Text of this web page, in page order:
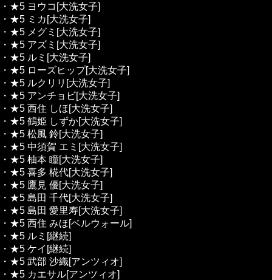
・★5 ヨウコ[大洗女子]
・★5 ミカ[大洗女子]
・★5 メグミ[大洗女子]
・★5 アズミ[大洗女子]
・★5 ルミ[大洗女子]
・★5 ローズヒップ[大洗女子]
・★5 ルクリリ[大洗女子]
・★5 アンチョビ[大洗女子]
・★5 西住 しほ[大洗女子]
・★5 鶴姫 しずか[大洗女子]
・★5 松風 鈴[大洗女子]
・★5 中須賀 エミ[大洗女子]
・★5 柚本 瞳[大洗女子]
・★5 喜多 椛代[大洗女子]
・★5 鷹見 優[大洗女子]
・★5 島田 千代[大洗女子]
・★5 島田 愛里寿[大洗女子]
・★5 西住 みほ[ベルウォール]
・★5 ルミ[継続]
・★5 ケイ[継続]
・★5 武部 沙織[アンツィオ]
・★5 カエサル[アンツィオ]